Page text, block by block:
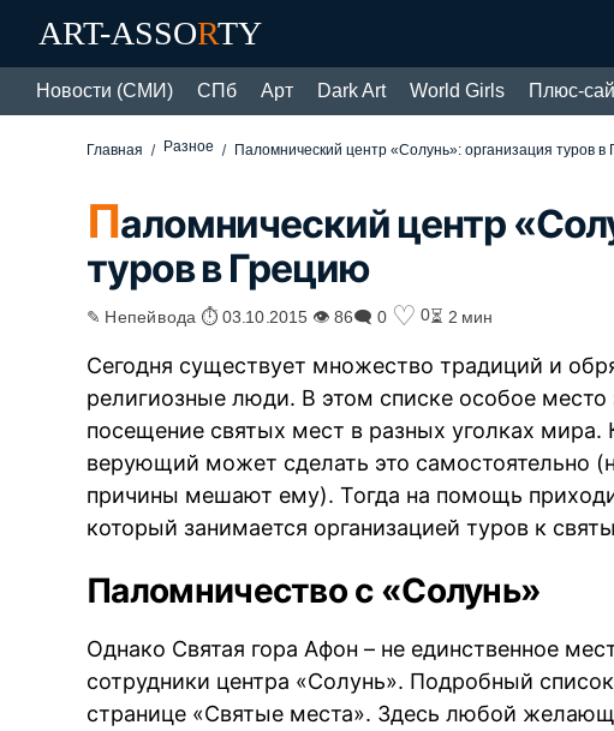
ART-ASSORTY
Новости (СМИ) СПб Арт Dark Art World Girls Плюс-
Главная Разное Паломнический центр «Солунь»: организация туров в
Паломнический центр
туров в Грецию
✎ Непейвода ⏱ 03.10.2015 👁 86🗨 0 ♡ 0⏳ 2 мин
Сегодня существует множество традиций и
религиозные люди. В этом списке особое место
посещение святых мест в разных уголках
верующий может сделать это самостоятельно
причины мешают ему). Тогда на помощь
который занимается организацией туров к
Паломничество с «Солунь»
Однако Святая гора Афон – не единственное
сотрудники центра «Солунь». Подробный
странице «Святые места». Здесь любой